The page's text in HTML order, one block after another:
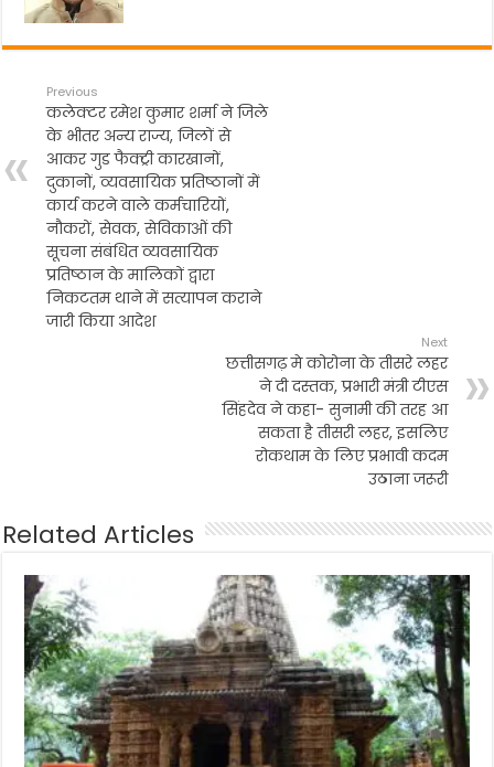
Previous
कलेक्टर रमेश कुमार शर्मा ने जिले
के भीतर अन्य राज्य, जिलों से
आकर गुड फैक्ट्री कारखानों,
दुकानों, व्यवसायिक प्रतिष्ठानों में
कार्य करने वाले कर्मचारियों,
नौकरों, सेवक, सेविकाओं की
सूचना संबंधित व्यवसायिक
प्रतिष्ठान के मालिकों द्वारा
निकटतम थाने में सत्यापन कराने
जारी किया आदेश
Next
छत्तीसगढ़ मे कोरोना के तीसरे लहर
ने दी दस्तक, प्रभारी मंत्री टीएस
सिंहदेव ने कहा- सुनामी की तरह आ
सकता है तीसरी लहर, इसलिए
रोकथाम के लिए प्रभावी कदम
उठाना जरूरी
Related Articles